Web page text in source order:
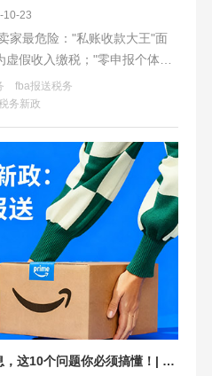
10-23
家最危险："私账收款大王"面
虚假收入缴税；"零申报个体
"税负激增。新政意味着数据透
、停止刷单、分批申报、重构
fba报送税务
务新政
关于亚马逊fba报送税务信息，这10个问题你必须搞懂！| 独家Q&A